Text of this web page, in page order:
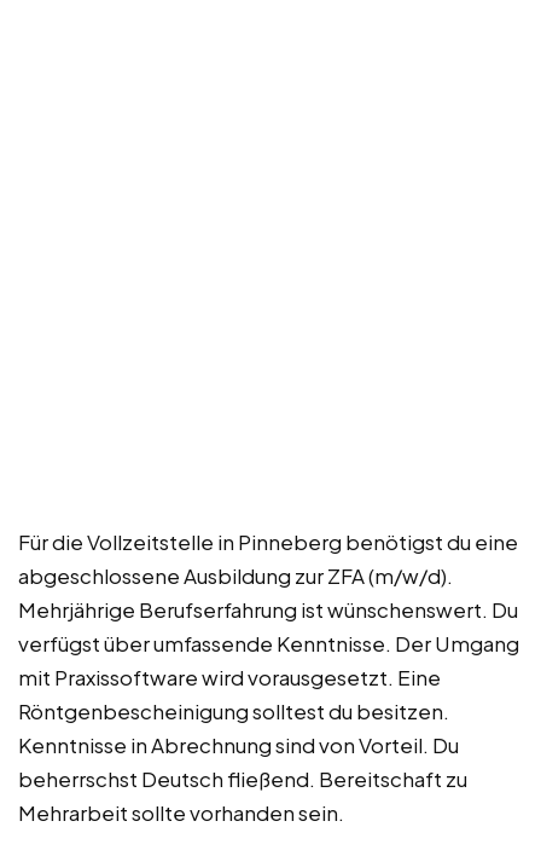
Für die Vollzeitstelle in Pinneberg benötigst du eine
abgeschlossene Ausbildung zur ZFA (m/w/d).
Mehrjährige Berufserfahrung ist wünschenswert. Du
verfügst über umfassende Kenntnisse. Der Umgang
mit Praxissoftware wird vorausgesetzt. Eine
Röntgenbescheinigung solltest du besitzen.
Kenntnisse in Abrechnung sind von Vorteil. Du
beherrschst Deutsch fließend. Bereitschaft zu
Mehrarbeit sollte vorhanden sein.